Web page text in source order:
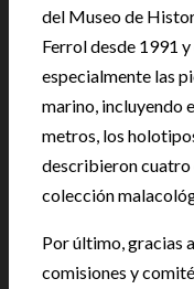
del Museo de
Ferrol desde 1991
especialmente las
marino, incluyendo
metros, los
describieron cuatro
colección
Por último, gracias
comisiones y